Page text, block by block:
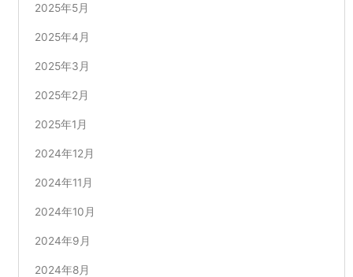
2025年5月
2025年4月
2025年3月
2025年2月
2025年1月
2024年12月
2024年11月
2024年10月
2024年9月
2024年8月